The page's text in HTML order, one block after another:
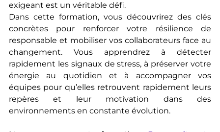
exigeant est un véritable défi.
Dans cette formation, vous découvrirez des clés
concrètes pour renforcer votre résilience de
responsable et mobiliser vos collaborateurs face au
changement. Vous apprendrez à détecter
rapidement les signaux de stress, à préserver votre
énergie au quotidien et à accompagner vos
équipes pour qu’elles retrouvent rapidement leurs
repères et leur motivation dans des
environnements en constante évolution.